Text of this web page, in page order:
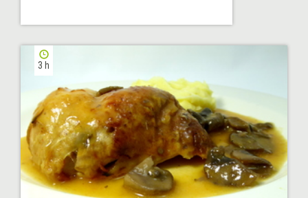
3 h